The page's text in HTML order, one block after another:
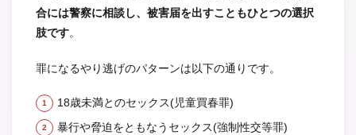
合には警察に相談し、被害届を出すこともひとつの選択
肢です。
罪になるやり逃げのパターンは以下の通りです。
18歳未満とのセックス(児童買春罪)
暴行や脅迫をともなうセックス(強制性交等罪)